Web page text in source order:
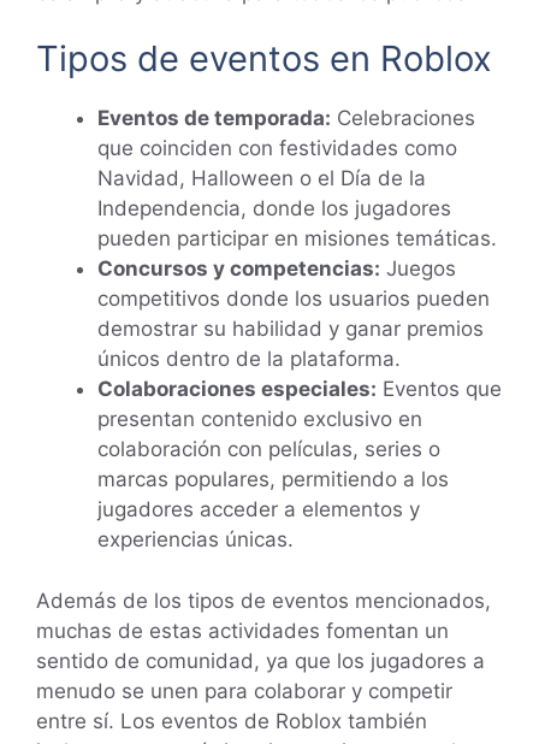
Tipos de eventos en Roblox
Eventos de temporada: Celebraciones
que coinciden con festividades como
Navidad, Halloween o el Día de la
Independencia, donde los jugadores
pueden participar en misiones temáticas.
Concursos y competencias: Juegos
competitivos donde los usuarios pueden
demostrar su habilidad y ganar premios
únicos dentro de la plataforma.
Colaboraciones especiales: Eventos que
presentan contenido exclusivo en
colaboración con películas, series o
marcas populares, permitiendo a los
jugadores acceder a elementos y
experiencias únicas.
Además de los tipos de eventos mencionados,
muchas de estas actividades fomentan un
sentido de comunidad, ya que los jugadores a
menudo se unen para colaborar y competir
entre sí. Los eventos de Roblox también